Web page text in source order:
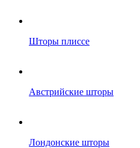
Шторы плиссе
Австрийские шторы
Лондонские шторы